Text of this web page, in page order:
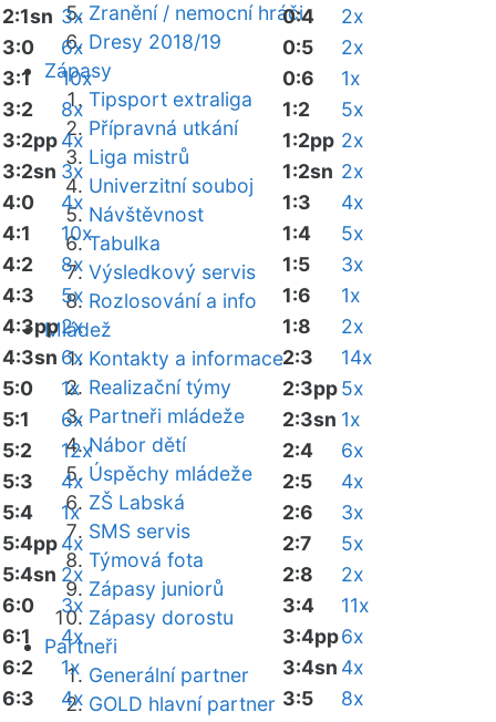
Zranění / nemocní hráči
Dresy 2018/19
Zápasy
Tipsport extraliga
Přípravná utkání
Liga mistrů
Univerzitní souboj
Návštěvnost
Tabulka
Výsledkový servis
Rozlosování a info
Mládež
Kontakty a informace
Realizační týmy
Partneři mládeže
Nábor dětí
Úspěchy mládeže
ZŠ Labská
SMS servis
Týmová fota
Zápasy juniorů
Zápasy dorostu
Partneři
Generální partner
GOLD hlavní partner
2:1sn 3x
3:0
6x
3:1
10x
3:2
8x
3:2pp4x
3:2sn 3x
4:0
4x
4:1
10x
4:2
8x
4:3
5x
4:3pp2x
4:3sn 6x
5:0
1x
5:1
6x
5:2
12x
5:3
4x
5:4
1x
5:4pp4x
5:4sn 2x
6:0
3x
6:1
4x
6:2
1x
6:3
4x
0:4
2x
0:5
2x
0:6
1x
1:2
5x
1:2pp 2x
1:2sn 2x
1:3
4x
1:4
5x
1:5
3x
1:6
1x
1:8
2x
2:3
14x
2:3pp5x
2:3sn 1x
2:4
6x
2:5
4x
2:6
3x
2:7
5x
2:8
2x
3:4
11x
3:4pp6x
3:4sn 4x
3:5
8x